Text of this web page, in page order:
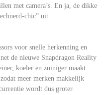
met camera’s. En ja, de dikke
chic” uit.
voor snelle herkenning en
de nieuwe Snapdragon Reality
koeler en zuiniger maakt.
meer merken makkelijk
wordt dus groter.